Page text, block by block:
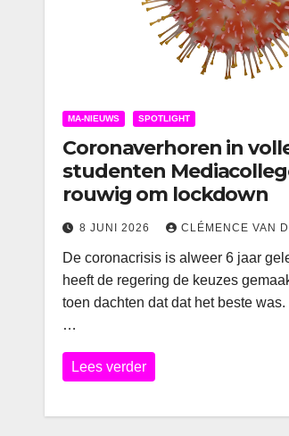
MA-NIEUWS SPOTLIGHT
Coronaverhoren in
studenten
rouwig om lockdown
8 JUNI 2026 CLÉMENCE VAN
De coronacrisis is alweer 6 jaar
heeft de regering de keuzes
toen dachten dat dat het beste
…
Lees verder